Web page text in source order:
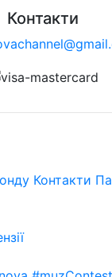
Контакти
Контакти